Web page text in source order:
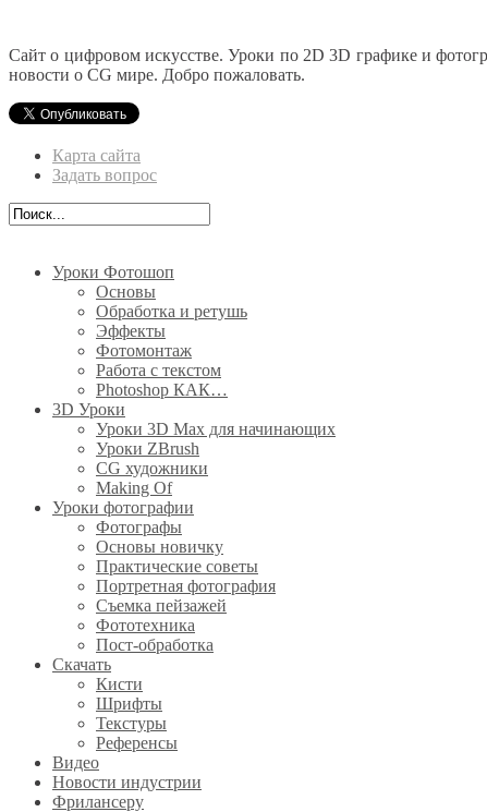
Сайт о цифровом искусстве. Уроки по 2D 3D графике и
новости о CG мире. Добро пожаловать.
Карта сайта
Задать вопрос
Уроки Фотошоп
Основы
Обработка и ретушь
Эффекты
Фотомонтаж
Работа с текстом
Photoshop КАК…
3D Уроки
Уроки 3D Max для начинающих
Уроки ZBrush
CG художники
Making Of
Уроки фотографии
Фотографы
Основы новичку
Практические советы
Портретная фотография
Съемка пейзажей
Фототехника
Пост-обработка
Скачать
Кисти
Шрифты
Текстуры
Референсы
Видео
Новости индустрии
Фрилансеру